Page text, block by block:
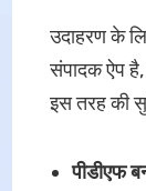
उदाहरण के
संपादक ऐप
इस तरह की
पीडीएफ